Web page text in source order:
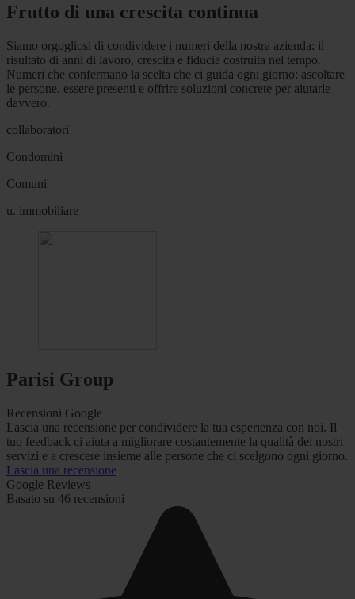
Frutto di una crescita continua
Siamo orgogliosi di condividere i numeri della nostra azienda: il
risultato di anni di lavoro, crescita e fiducia costruita nel tempo.
Numeri che confermano la scelta che ci guida ogni giorno: ascoltare
le persone, essere presenti e offrire soluzioni concrete per aiutarle
davvero.
collaboratori
Condomini
Comuni
u. immobiliare
Parisi Group
Recensioni Google
Lascia una recensione per condividere la tua esperienza con noi. Il
tuo feedback ci aiuta a migliorare costantemente la qualità dei nostri
servizi e a crescere insieme alle persone che ci scelgono ogni giorno.
Lascia una recensione
Google Reviews
Basato su 46 recensioni